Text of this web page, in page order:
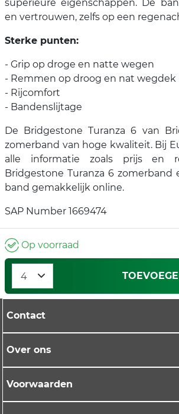
superieure eigenschappen. De
en vertrouwen, zelfs op een
Sterke punten:
- Grip op droge en natte wegen
- Remmen op droog en nat wegdek
- Rijcomfort
- Bandenslijtage
De Bridgestone Turanza 6 van
zomerband van hoge kwaliteit. Bij
alle informatie zoals prijs en
Bridgestone Turanza 6 zomerband
band gemakkelijk online.
SAP Number 1669474
Op voorraad
Contact
Over ons
Voorwaarden